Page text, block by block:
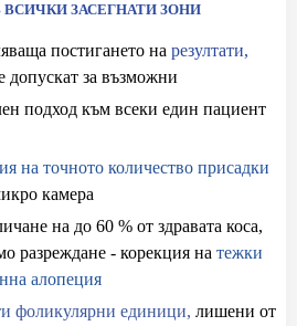
ВСИЧКИ ЗАСЕГНАТИ ЗОНИ
постигането на резултати,
допускат за възможни
подход към всеки един пациент
на точното количество присадки
камера
на до 60 % от здравата коса,
разреждане - корекция на тежки
алопеция
фоликулярни единици, лишени от